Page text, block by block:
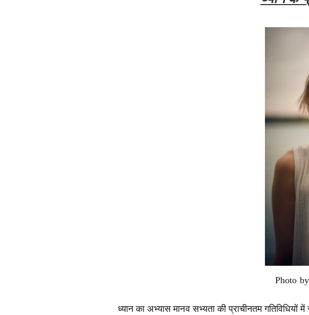
Photo
ध्यान का अभ्यास मानव सभ्यता की प्राचीनतम